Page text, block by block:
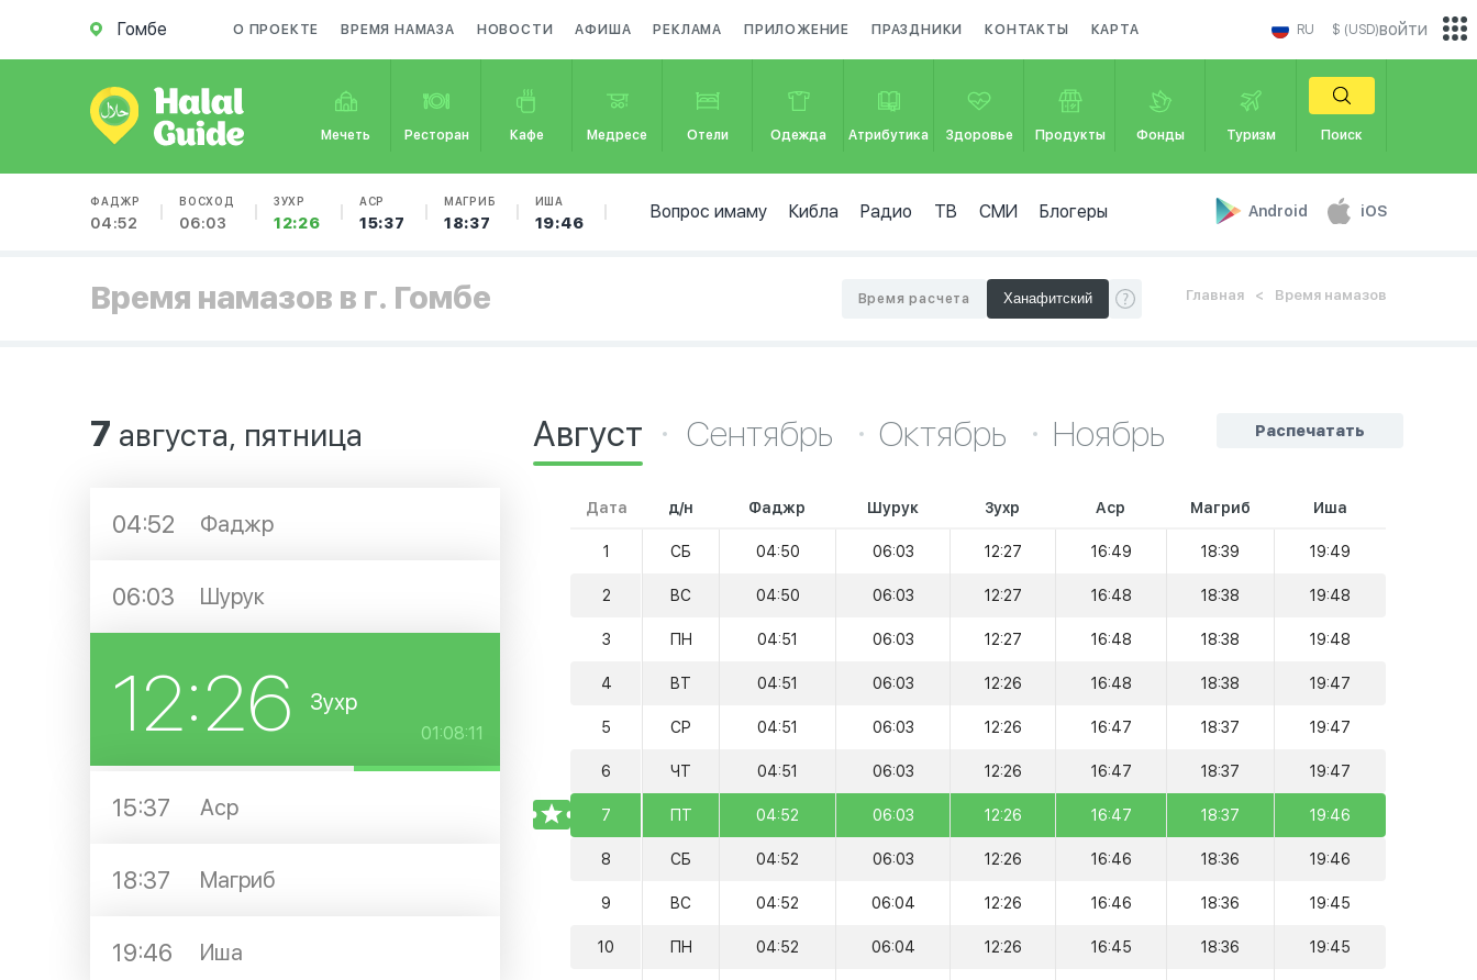
Гомбе О ПРОЕКТЕ ВРЕМЯ НАМАЗА НОВОСТИ АФИША РЕКЛАМА ПРИЛОЖЕНИЕ ПРАЗДНИКИ КОНТАКТЫ КАРТА RU $ (USD)
Мечеть Ресторан Кафе Медресе Отели Одежда Атрибутика Здоровье Продукты Фонды Туризм Поиск
ФАДЖР
04:52
ВОСХОД
06:03
ЗУХР
12:26
АСР
15:37
МАГРИБ
18:37
ИША
19:46
Вопрос имаму Кибла Радио ТВ СМИ Блогеры Android iOS
войти
Время намазов в г. Гомбе Главная Время намазов
Время расчета
7 августа, пятница
04:52 Фаджр
06:03 Шурук
12:26 Зухр
01:08:11
15:37 Аср
18:37 Магриб
19:46 Иша
Распечатать
Август Сентябрь Октябрь Ноябрь
Дата д/н Фаджр Шурук Зухр Аср Магриб Иша
1 СБ 04:50 06:03 12:27 16:49 18:39 19:49
2 ВС 04:50 06:03 12:27 16:48 18:38 19:48
3 ПН 04:51 06:03 12:27 16:48 18:38 19:48
4 ВТ 04:51 06:03 12:26 16:48 18:38 19:47
5 СР 04:51 06:03 12:26 16:47 18:37 19:47
6 ЧТ 04:51 06:03 12:26 16:47 18:37 19:47
TODAY
7 ПТ 04:52 06:03 12:26 16:47 18:37 19:46
8 СБ 04:52 06:03 12:26 16:46 18:36 19:46
9 ВС 04:52 06:04 12:26 16:46 18:36 19:45
10 ПН 04:52 06:04 12:26 16:45 18:36 19:45